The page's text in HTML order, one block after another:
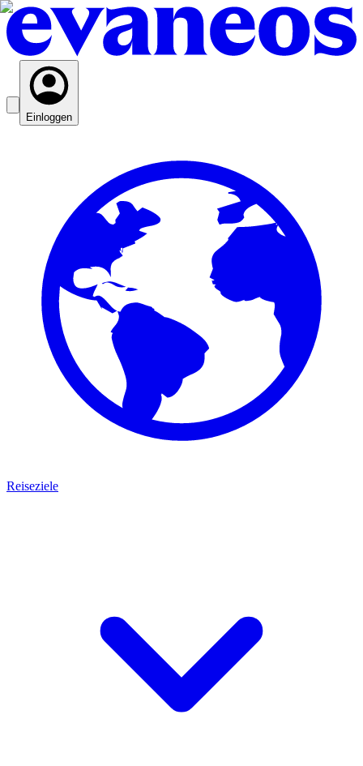
Einloggen
Reiseziele